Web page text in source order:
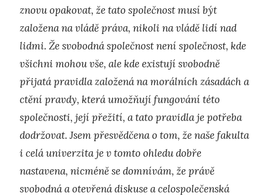
znovu opakovat, že tato společnost musí být
založena na vládě práva, nikoli na vládě lidí nad
lidmi. Že svobodná společnost není společnost, kde
všichni mohou vše, ale kde existují svobodně
přijatá pravidla založená na morálních zásadách a
ctění pravdy, která umožňují fungování této
společnosti, její přežití, a tato pravidla je potřeba
dodržovat. Jsem přesvědčena o tom, že naše fakulta
i celá univerzita je v tomto ohledu dobře
nastavena, nicméně se domnívám, že právě
svobodná a otevřená diskuse a celospolečenská